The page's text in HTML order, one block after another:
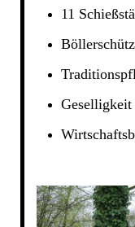
11
Geselligkeit